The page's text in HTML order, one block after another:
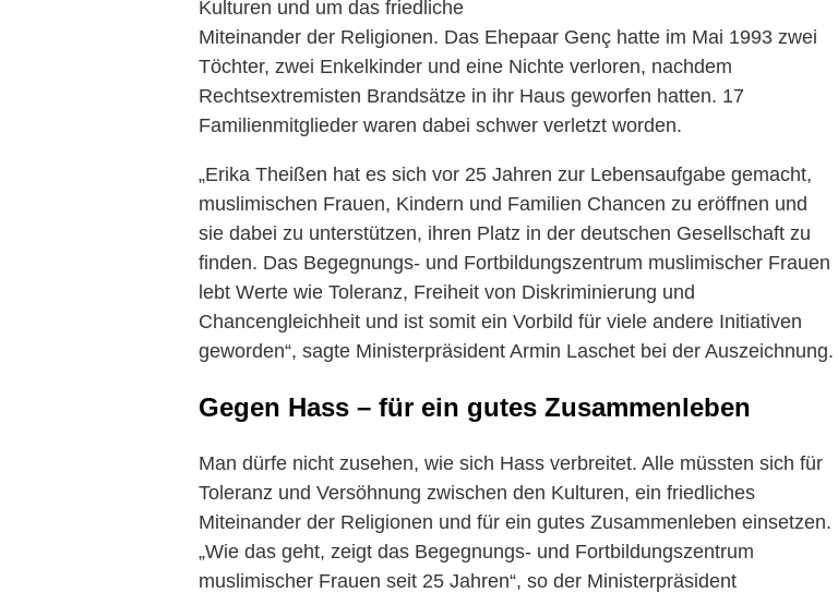
Kulturen und um das friedliche
Miteinander der Religionen. Das Ehepaar Genç hatte im Mai 1993 zwei
Töchter, zwei Enkelkinder und eine Nichte verloren, nachdem
Rechtsextremisten Brandsätze in ihr Haus geworfen hatten. 17
Familienmitglieder waren dabei schwer verletzt worden.
„Erika Theißen hat es sich vor 25 Jahren zur Lebensaufgabe gemacht,
muslimischen Frauen, Kindern und Familien Chancen zu eröffnen und
sie dabei zu unterstützen, ihren Platz in der deutschen Gesellschaft zu
finden. Das Begegnungs- und Fortbildungszentrum muslimischer Frauen
lebt Werte wie Toleranz, Freiheit von Diskriminierung und
Chancengleichheit und ist somit ein Vorbild für viele andere Initiativen
geworden“, sagte Ministerpräsident Armin Laschet bei der Auszeichnung.
Gegen Hass – für ein gutes Zusammenleben
Man dürfe nicht zusehen, wie sich Hass verbreitet. Alle müssten sich für
Toleranz und Versöhnung zwischen den Kulturen, ein friedliches
Miteinander der Religionen und für ein gutes Zusammenleben einsetzen.
„Wie das geht, zeigt das Begegnungs- und Fortbildungszentrum
muslimischer Frauen seit 25 Jahren“, so der Ministerpräsident